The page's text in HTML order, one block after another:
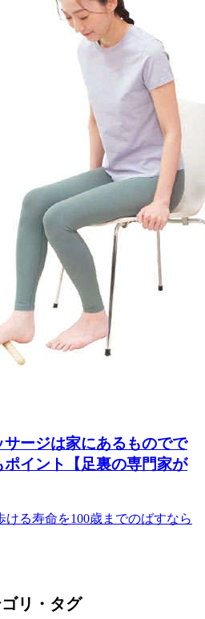
サージは家にあるものでで
イント【足裏の専門家が
ける寿命を100歳までのばすなら
リ・タグ